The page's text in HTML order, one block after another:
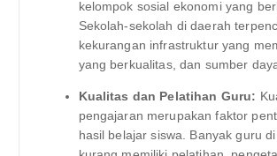
kelompok sosial ekonomi yang
Sekolah-sekolah di daerah
kekurangan infrastruktur yang
yang berkualitas, dan sumber
Kualitas dan Pelatihan Guru:
pengajaran merupakan faktor
hasil belajar siswa. Banyak guru